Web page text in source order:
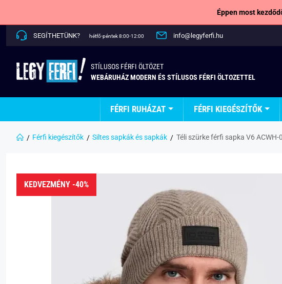
Éppen most
SEGÍTHETÜNK? hétfő-péntek 8:00-12:00 info@legyferfi.hu
STÍLUSOS FÉRFI ÖLTÖZET
WEBÁRUHÁZ MODERN ÉS STÍLUSOS FÉRFI ÖLTOZETTEL
FÉRFI RUHÁZAT FÉRFI KIEGÉSZÍTŐK
Férfi kiegészítők Siltes sapkák és sapkák Téli szürke férfi sapka V6 ACWH-
KEDVEZMÉNY -40%